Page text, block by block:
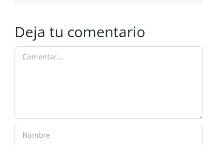
Deja tu comentario
Comentar